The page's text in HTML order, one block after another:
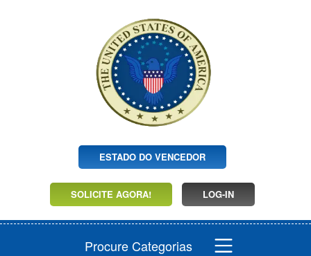
ESTADO DO VENCEDOR
SOLICITE AGORA! LOG-IN
Procure Categorias